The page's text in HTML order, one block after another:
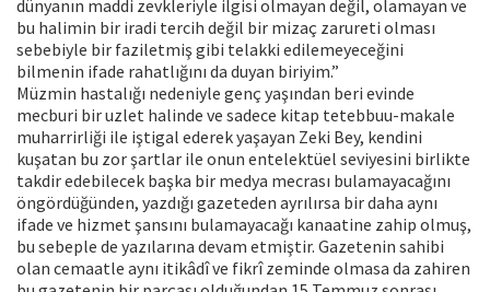
dünyanın maddi zevkleriyle ilgisi olmayan değil, olamayan ve
bu halimin bir iradi tercih değil bir mizaç zarureti olması
sebebiyle bir faziletmiş gibi telakki edilemeyeceğini
bilmenin ifade rahatlığını da duyan biriyim.”
Müzmin hastalığı nedeniyle genç yaşından beri evinde
mecburi bir uzlet halinde ve sadece kitap tetebbuu-makale
muharrirliği ile iştigal ederek yaşayan Zeki Bey, kendini
kuşatan bu zor şartlar ile onun entelektüel seviyesini birlikte
takdir edebilecek başka bir medya mecrası bulamayacağını
öngördüğünden, yazdığı gazeteden ayrılırsa bir daha aynı
ifade ve hizmet şansını bulamayacağı kanaatine zahip olmuş,
bu sebeple de yazılarına devam etmiştir. Gazetenin sahibi
olan cemaatle aynı itikâdî ve fikrî zeminde olmasa da zahiren